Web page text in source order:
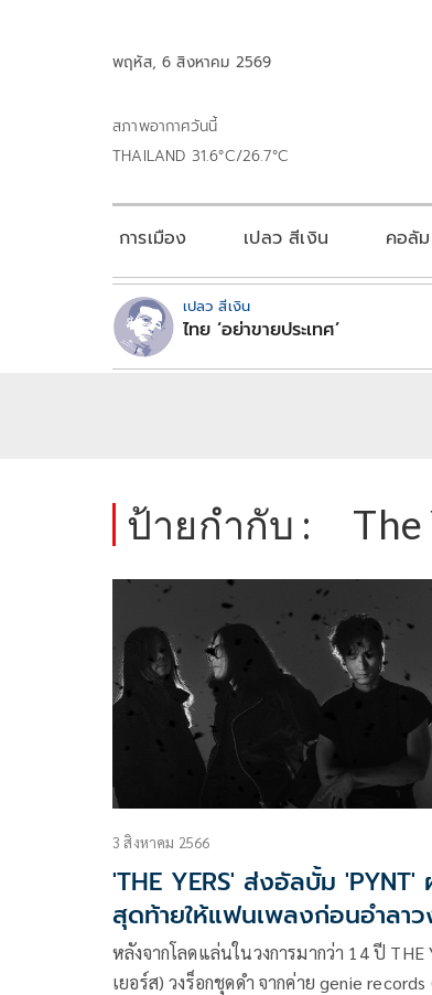
พฤหัส, 6 สิงหาคม 2569
สภาพอากาศวันนี้
THAILAND 31.6°C/26.7°C
การเมือง เปลว สีเงิน คอลั
เปลว สีเงิน
ไทย ‘อย่าขายประเทศ’
ป้ายกำกับ : The
3 สิงหาคม 2566
'THE YERS' ส่งอัลบั้ม 'PYNT'
สุดท้ายให้แฟนเพลงก่อนอำลาว
หลังจากโลดแล่นในวงการมากว่า 14 ปี THE
เยอร์ส) วงร็อกชุดดำ จากค่าย genie records